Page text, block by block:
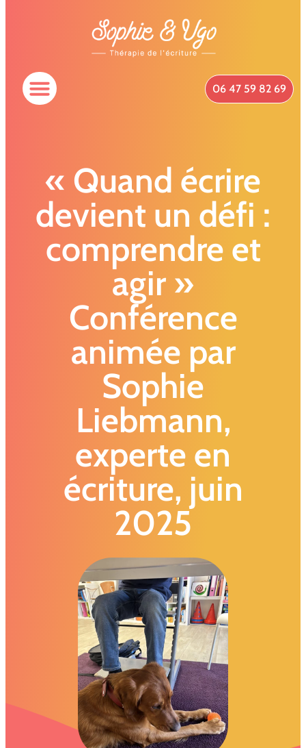
06 47 59 82 69
« Quand écrire
devient un défi :
comprendre et
agir »
Conférence
animée par
Sophie
Liebmann,
experte en
écriture, juin
2025